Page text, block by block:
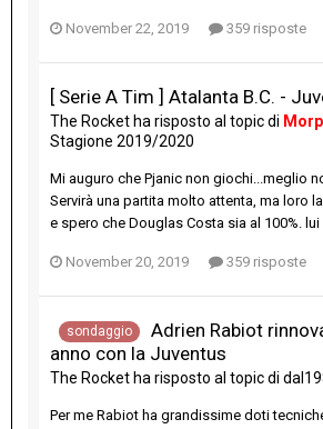
November 22, 2019 359 risposte
[ Serie A Tim ] Atalanta B.C. -
The Rocket ha risposto al topic di
Stagione 2019/2020
Mi auguro che Pjanic non giochi...meglio
Servirà una partita molto attenta, ma loro
e spero che Douglas Costa sia al 100%.
November 20, 2019 359 risposte
sondaggio
Adrien Rabiot
anno con la Juventus
The Rocket ha risposto al topic di
Per me Rabiot ha grandissime doti